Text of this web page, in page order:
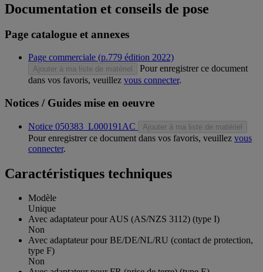
Documentation et conseils de pose
Page catalogue et annexes
Page commerciale (p.779 édition 2022)
Ajouter à ma liste de matériel
Pour enregistrer ce document
dans vos favoris, veuillez vous connecter.
Notices / Guides mise en oeuvre
Notice 050383_L000191AC Ajouter à ma liste de matériel
Pour enregistrer ce document dans vos favoris, veuillez vous
connecter.
Caractéristiques techniques
Modèle
Unique
Avec adaptateur pour AUS (AS/NZS 3112) (type I)
Non
Avec adaptateur pour BE/DE/NL/RU (contact de protection,
type F)
Non